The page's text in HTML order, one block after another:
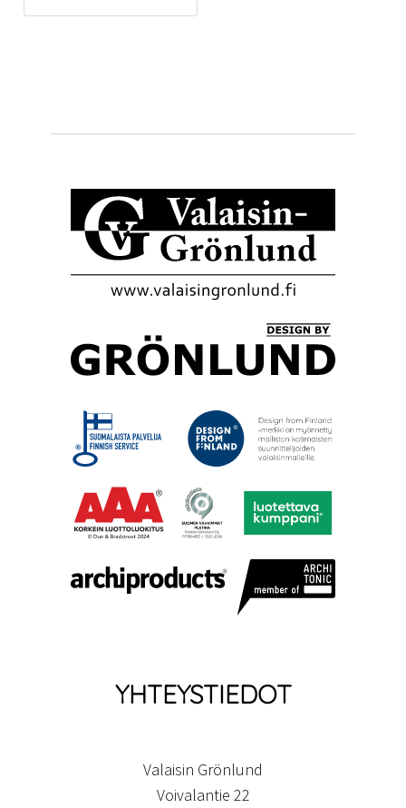
YHTEYSTIEDOT
Valaisin Grönlund
Voivalantie 22